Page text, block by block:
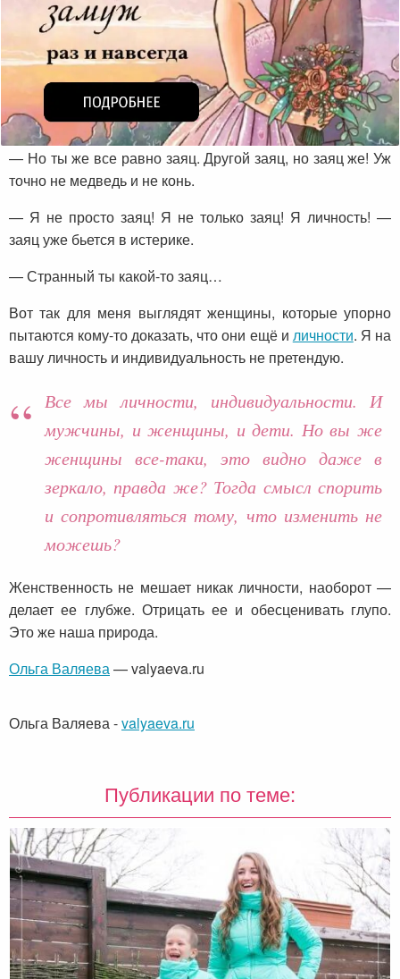
— Но ты же все равно заяц. Другой заяц, но заяц же! Уж
точно не медведь и не конь.
— Я не просто заяц! Я не только заяц! Я личность! —
заяц уже бьется в истерике.
— Странный ты какой-то заяц…
Вот так для меня выглядят женщины, которые упорно
пытаются кому-то доказать, что они ещё и личности. Я на
вашу личность и индивидуальность не претендую.
Все мы личности, индивидуальности. И
мужчины, и женщины, и дети. Но вы же
женщины все-таки, это видно даже в
зеркало, правда же? Тогда смысл спорить
и сопротивляться тому, что изменить не
можешь?
Женственность не мешает никак личности, наоборот —
делает ее глубже. Отрицать ее и обесценивать глупо.
Это же наша природа.
Ольга Валяева— valyaeva.ru
Ольга Валяева-valyaeva.ru
Публикации по теме: